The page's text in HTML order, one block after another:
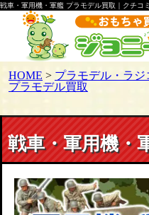
戦車・軍用機・軍艦 プラモデル買取｜クチコ
HOME > プラモデル・ラジ
プラモデル買取
戦車・軍用機・